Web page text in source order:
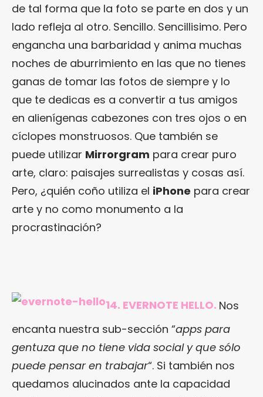
de tal forma que la foto se parte en dos y un
lado refleja al otro. Sencillo. Sencillisimo. Pero
engancha una barbaridad y anima muchas
noches de aburrimiento en las que no tienes
ganas de tomar las fotos de siempre y lo
que te dedicas es a convertir a tus amigos
en alienígenas cabezones con tres ojos o en
cíclopes monstruosos. Que también se
puede utilizar Mirrorgram para crear puro
arte, claro: paisajes surrealistas y cosas así.
Pero, ¿quién coño utiliza el iPhone para crear
arte y no como monumento a la
procrastinación?
14. EVERNOTE HELLO. Nos
encanta nuestra sub-sección “apps para
gentuza que no tiene vida social y que sólo
puede pensar en trabajar“. Si también nos
quedamos alucinados ante la capacidad